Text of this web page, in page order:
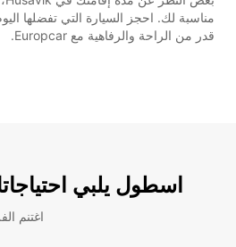
مناسبة لك. احجز السيارة التي تفضلها
قدر من الراحة والرفاهية مع Europcar.
اسطول يلبي
اغتنم